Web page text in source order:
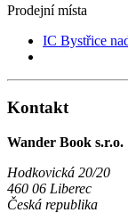
Prodejní místa
IC Bystřice
Kontakt
Wander Book s.r.o.
Hodkovická 20/20
460 06 Liberec
Česká republika